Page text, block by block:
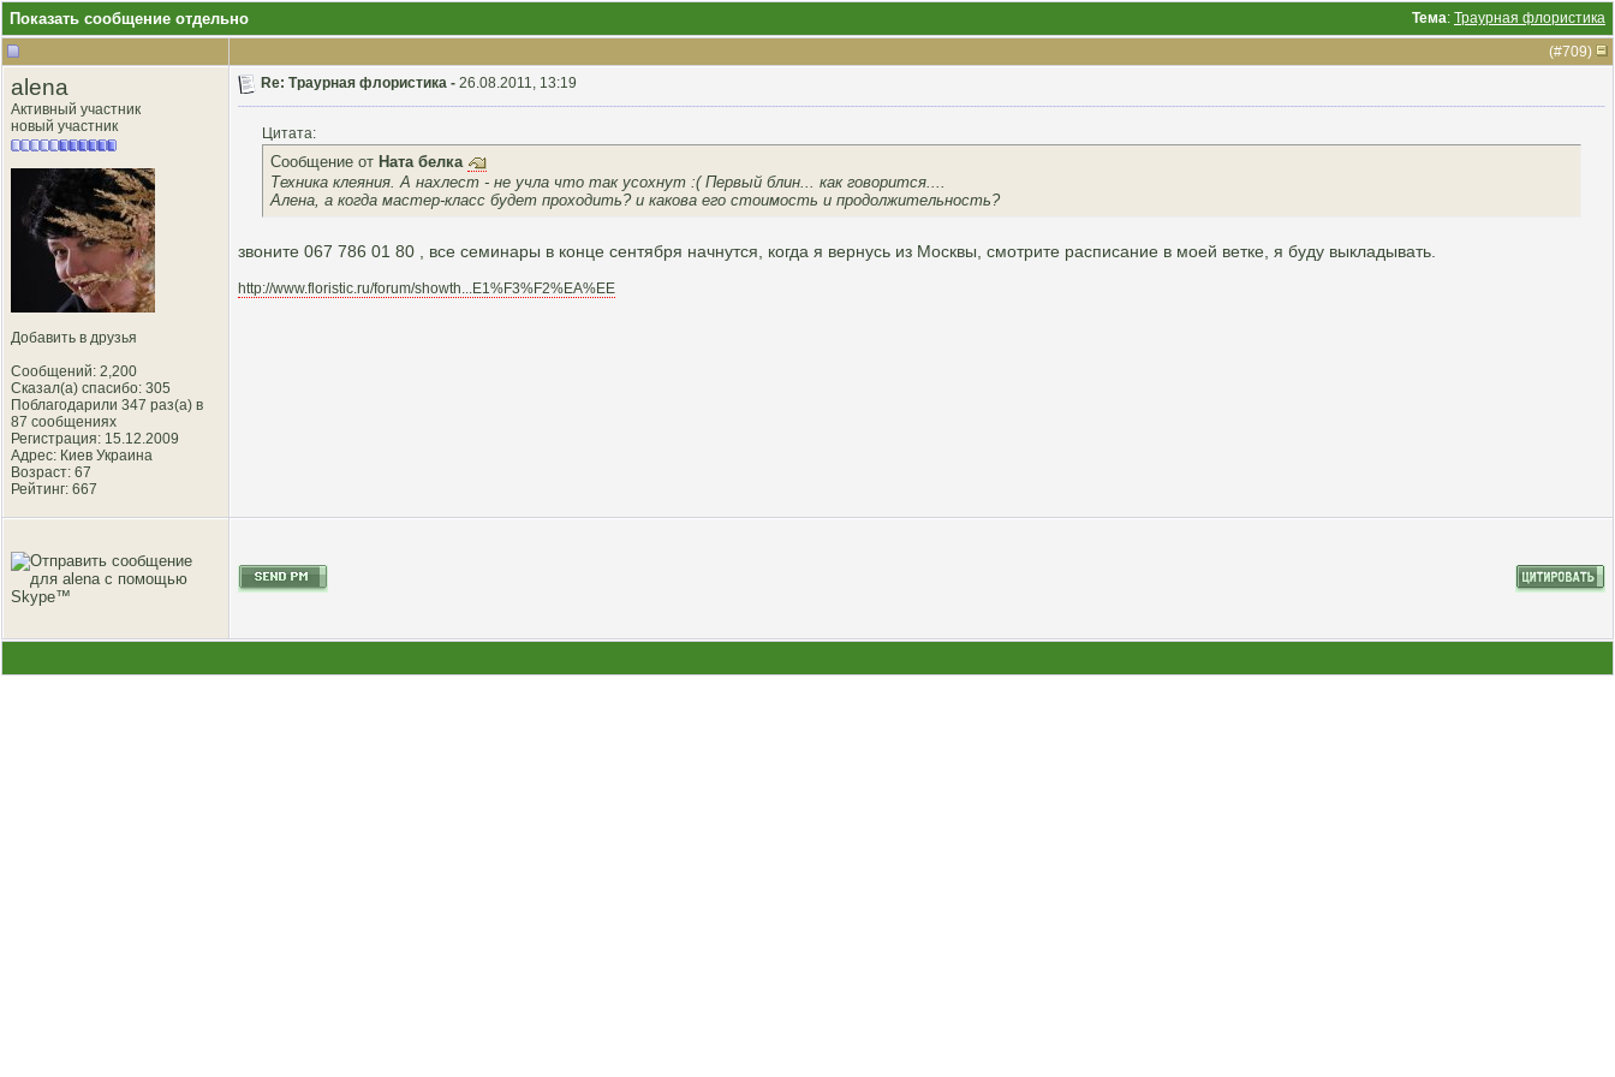
Тема: Траурная флористика
Показать сообщение отдельно
(#709)
alena
Активный участник
новый участник
Добавить в друзья
Сообщений: 2,200
Сказал(а) спасибо: 305
Поблагодарили 347 раз(а) в
87 сообщениях
Регистрация: 15.12.2009
Адрес: Киев Украина
Возраст: 67
Рейтинг: 667
Re: Траурная флористика - 26.08.2011, 13:19
Цитата:
Сообщение от Ната белка
Техника клеяния. А нахлест - не учла что так усохнут :( Первый блин... как говорится....
Алена, а когда мастер-класс будет проходить? и какова его стоимость и продолжительность?
звоните 067 786 01 80 , все семинары в конце сентября начнутся, когда я вернусь из Москвы, смотрите расписание в моей ветке, я буду выкладывать.
http://www.floristic.ru/forum/showth...E1%F3%F2%EA%EE